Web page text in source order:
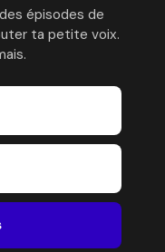
épisodes de
ta petite voix.